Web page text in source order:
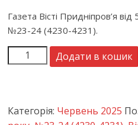
Газета Вісті Придніпров’я
№23-24 (4230-4231).
Додати в кошик
Категорія: Червень 2025